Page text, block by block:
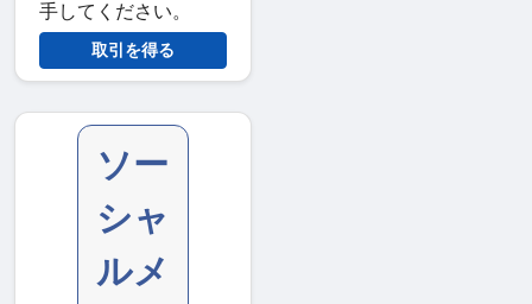
手してください。
取引を得る
ソー
シャ
ルメ